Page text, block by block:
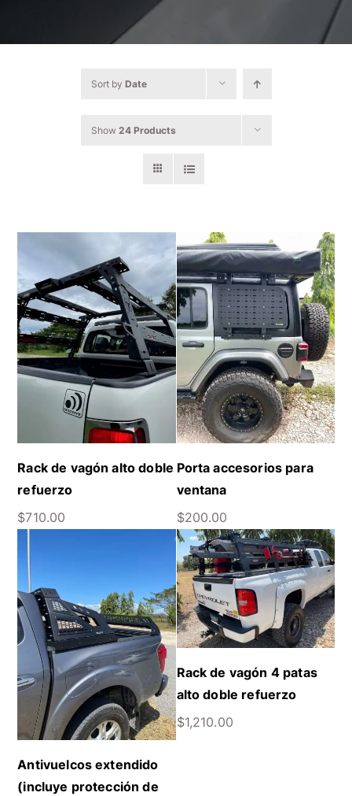
Sort by Date
Show 24 Products
Rack de vagón alto doble
refuerzo
$710.00
Porta accesorios para
ventana
$200.00
Antivuelcos extendido
(incluye protección de
Rack de vagón 4 patas
alto doble refuerzo
$1,210.00